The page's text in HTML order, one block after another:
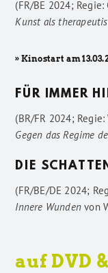
(FR/BE 2024;
Kunst als
» Kinostart am
FÜR IMMER
(BR/FR 2024;
Gegen das Regime
DIE
(FR/BE/DE 2024;
Innere Wunden von
auf DVD